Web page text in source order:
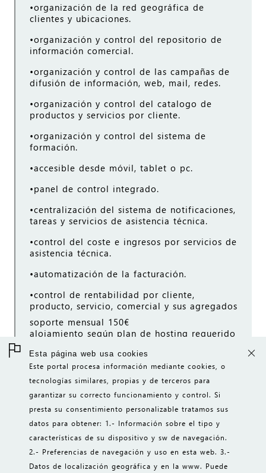
Esta página web usa cookies
Este portal procesa información mediante cookies, o
tecnologías similares, propias y de terceros para
garantizar su correcto funcionamiento y control. Si
presta su consentimiento personalizable tratamos sus
datos para obtener: 1.- Información sobre el tipo y
características de su dispositivo y sw de navegación.
2.- Preferencias de navegación y uso en esta web. 3.-
Datos de localización geográfica y en la www. Puede
•organización de la red geográfica de
clientes y ubicaciones.
•organización y control del repositorio de
información comercial.
•organización y control de las campañas de
difusión de información, web, mail, redes.
•organización y control del catalogo de
productos y servicios por cliente.
•organización y control del sistema de
formación.
•accesible desde móvil, tablet o pc.
•panel de control integrado.
•centralización del sistema de notificaciones,
tareas y servicios de asistencia técnica.
•control del coste e ingresos por servicios de
asistencia técnica.
•automatización de la facturación.
•control de rentabilidad por cliente,
producto, servicio, comercial y sus agregados
soporte mensual 150€
alojamiento según plan de hosting requerido
CONTACTO